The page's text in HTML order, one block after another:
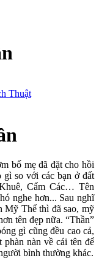
Thuật
bố mẹ đã đặt cho hồi
gì so với các bạn ở đất
Cẩm Các… Tên
nghe hơn... Sau nghĩ
Mỹ Thể thì đã sao, mỹ
tên đẹp nữa. “Thần”
gì cũng đều cao cả,
nàn về cái tên để
bình thường khác.